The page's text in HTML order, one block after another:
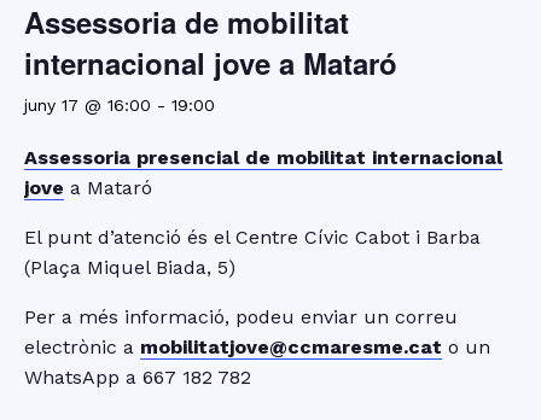
del
Assessoria de mobilitat
internacional jove a Mataró
juny 17 @ 16:00 - 19:00
Assessoria presencial de mobilitat internacional
jove a Mataró
El punt d’atenció és el Centre Cívic Cabot i Barba
(Plaça Miquel Biada, 5)
Per a més informació, podeu enviar un correu
electrònic a mobilitatjove@ccmaresme.cat o un
WhatsApp a 667 182 782